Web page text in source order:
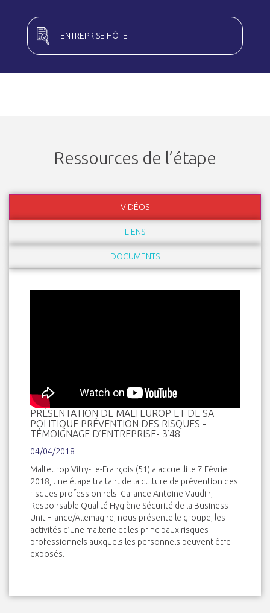
ENTREPRISE HÔTE
Ressources de l’étape
VIDÉOS
LIENS
DOCUMENTS
PRÉSENTATION DE MALTEUROP ET DE SA
POLITIQUE PRÉVENTION DES RISQUES -
TÉMOIGNAGE D’ENTREPRISE- 3’48
04/04/2018
Malteurop Vitry-Le-François (51) a accueilli le 7 Février
2018, une étape traitant de la culture de prévention des
risques professionnels. Garance Antoine Vaudin,
Responsable Qualité Hygiène Sécurité de la Business
Unit France/Allemagne, nous présente le groupe, les
activités d’une malterie et les principaux risques
professionnels auxquels les personnels peuvent être
exposés.